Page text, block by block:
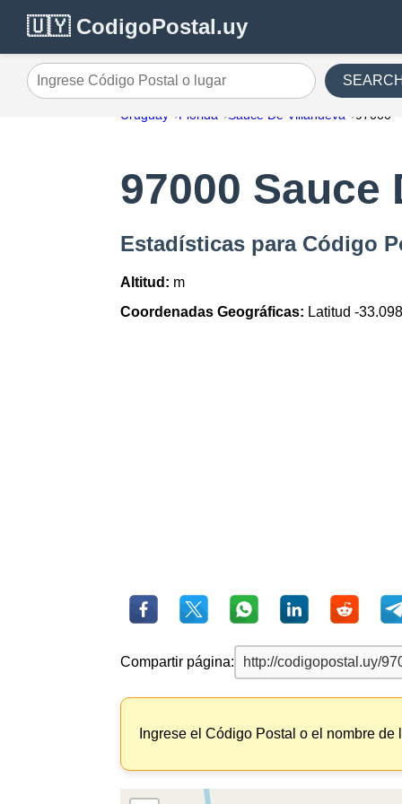
🇺🇾 CodigoPostal.uy
Ingrese Código Postal o lugar
Uruguay Florida Sauce De Villanueva 97000
97000 Sauce
Estadísticas para Código
Altitud: m
Coordenadas Geográficas: Latitud -
Compartir página:
Ingrese el Código Postal o el nombre